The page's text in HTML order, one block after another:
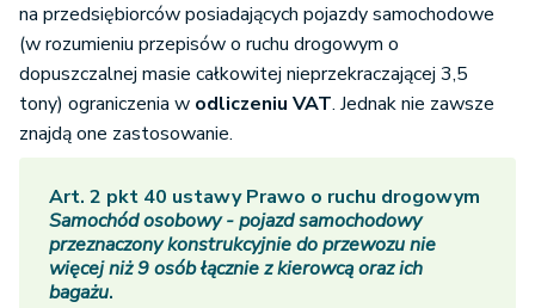
na przedsiębiorców posiadających pojazdy samochodowe
(w rozumieniu przepisów o ruchu drogowym o
dopuszczalnej masie całkowitej nieprzekraczającej 3,5
tony) ograniczenia w odliczeniu VAT. Jednak nie zawsze
znajdą one zastosowanie.
Art. 2 pkt 40 ustawy Prawo o ruchu drogowym
Samochód osobowy - pojazd samochodowy
przeznaczony konstrukcyjnie do przewozu nie
więcej niż 9 osób łącznie z kierowcą oraz ich
bagażu.